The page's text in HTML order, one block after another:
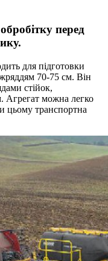
перед
для підготовки
70-75 см. Він
стійок,
Агрегат можна легко
цьому транспортна